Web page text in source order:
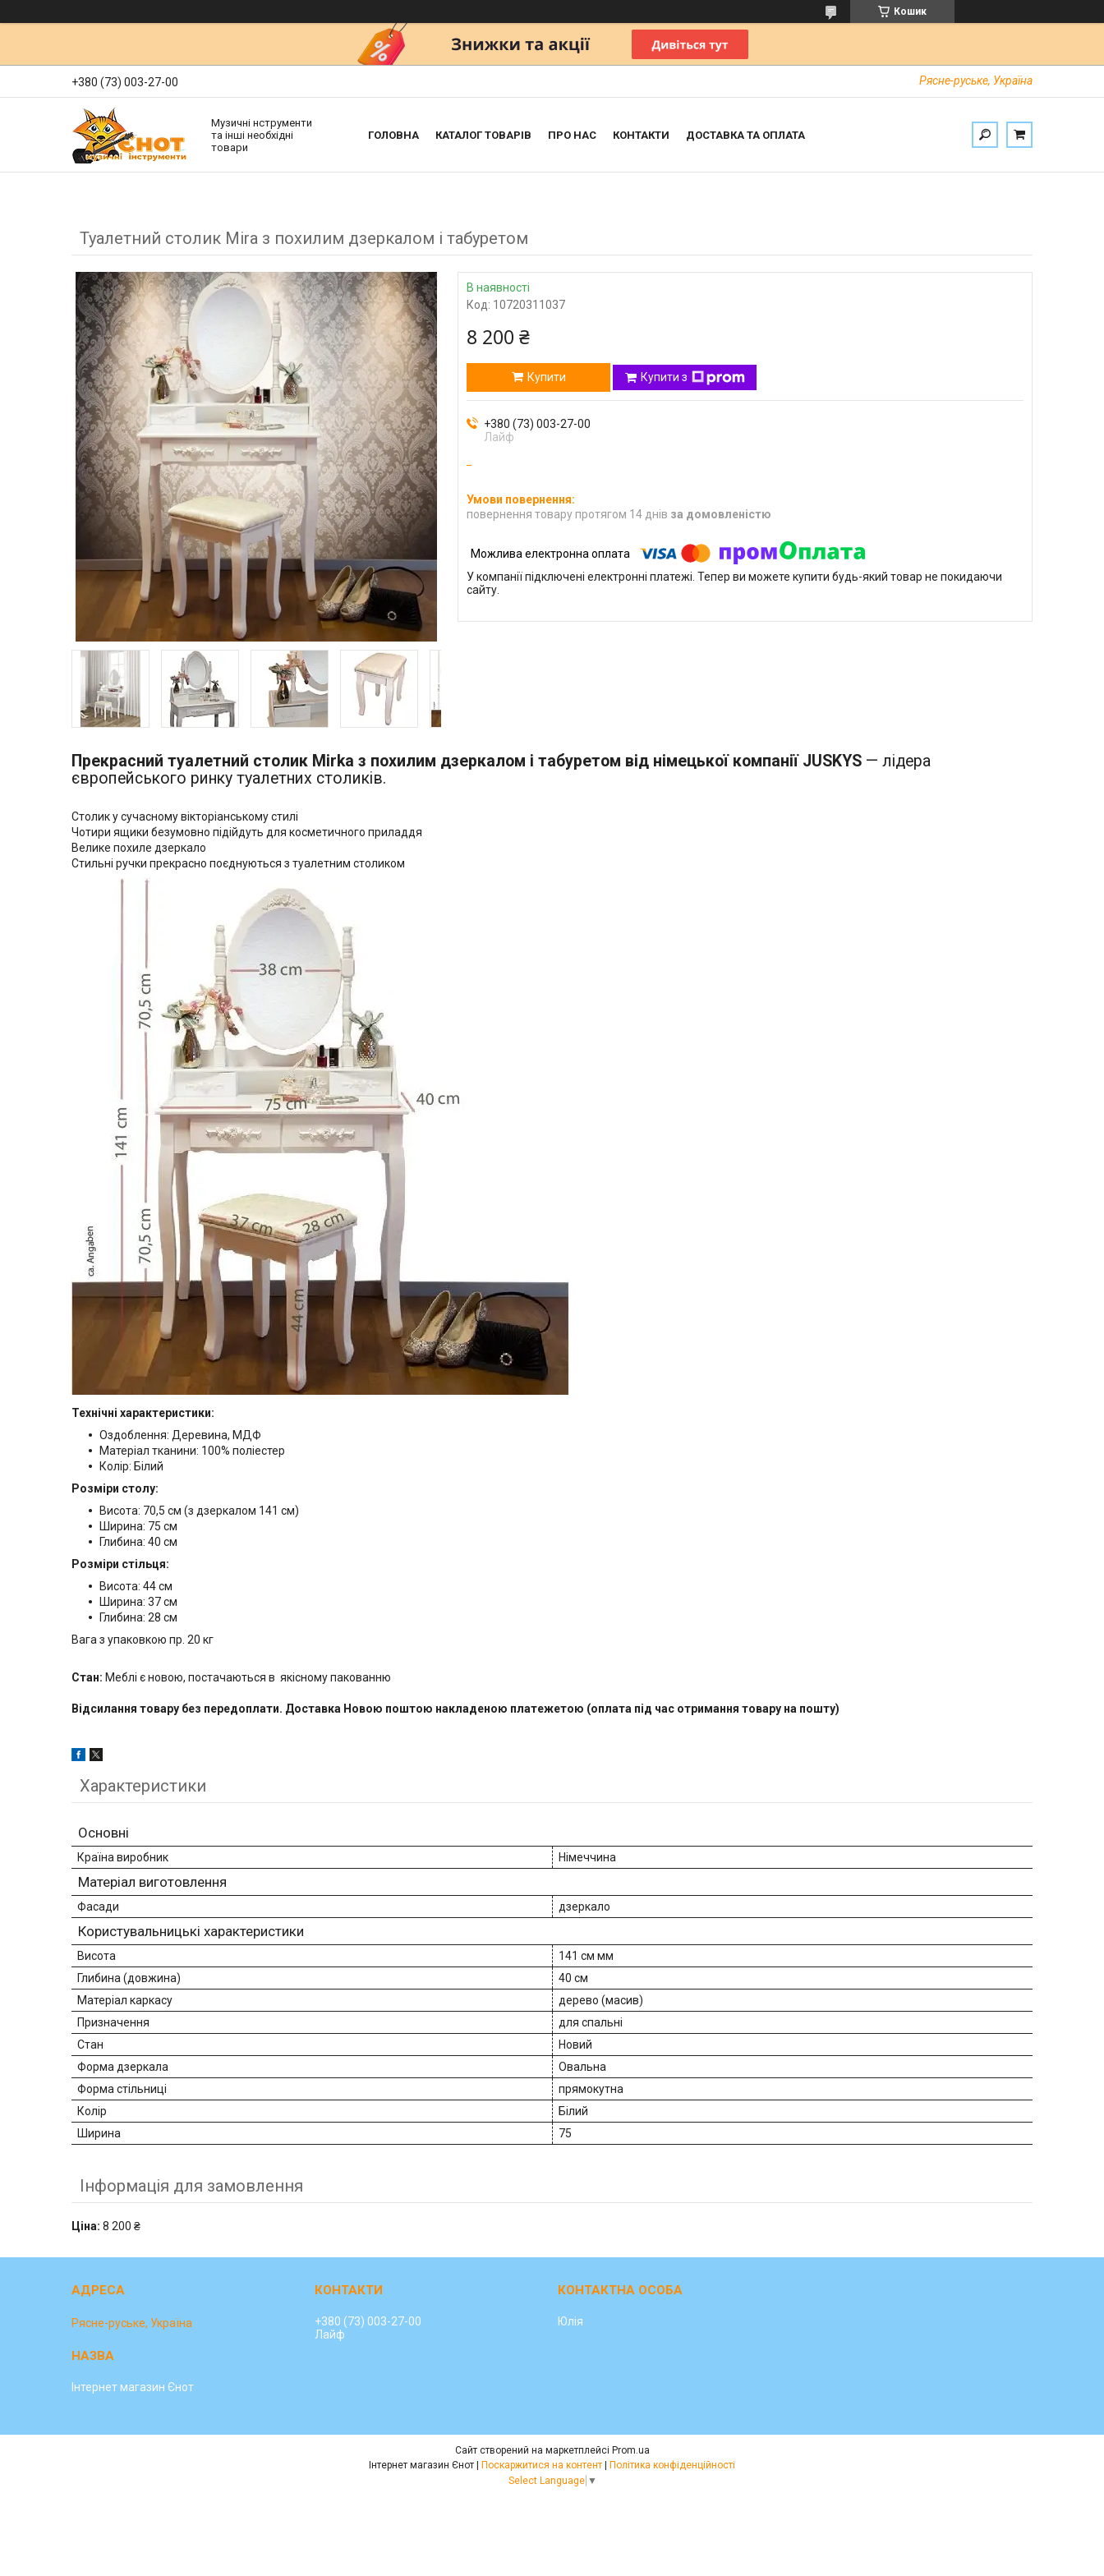
Кошик
+380 (73) 003-27-00 Рясне-руське, Україна
Музичні нструменти
та інші необхідні
товари
ГОЛОВНА КАТАЛОГ ТОВАРІВ ПРО НАС КОНТАКТИ ДОСТАВКА ТА ОПЛАТА
Туалетний столик Mira з похилим дзеркалом і табуретом
В наявності
Код: 10720311037
8 200 ₴
Купити Купити з
+380 (73) 003-27-00
Лайф
повернення товару протягом 14 днів за домовленістю
У компанії підключені електронні платежі. Тепер ви можете купити будь-який товар не покидаючи
сайту.
Прекрасний туалетний столик Mirka з похилим дзеркалом і табуретом від німецької компанії JUSKYS — лідера
європейського ринку туалетних столиків.
Столик у сучасному вікторіанському стилі
Чотири ящики безумовно підійдуть для косметичного приладдя
Велике похиле дзеркало
Стильні ручки прекрасно поєднуються з туалетним столиком
Технічні характеристики:
Оздоблення: Деревина, MДФ
Матеріал тканини: 100% поліестер
Колір: Білий
Розміри столу:
Висота: 70,5 см (з дзеркалом 141 см)
Ширина: 75 см
Глибина: 40 см
Розміри стільця:
Висота: 44 см
Ширина: 37 см
Глибина: 28 см
Вага з упаковкою пр. 20 кг
Стан: Меблі є новою, постачаються в якісному пакованню
Відсилання товару без передоплати. Доставка Новою поштою накладеною платежетою (оплата під час отримання товару на пошту)
Характеристики
Основні
Країна виробник Німеччина
Матеріал виготовлення
Фасади дзеркало
Користувальницькі характеристики
Висота
141 см мм
Глибина (довжина)
40 см
Матеріал каркасу
дерево (масив)
Призначення
для спальні
Стан
Новий
Форма дзеркала
Овальна
Форма стільниці
прямокутна
Колір
Білий
Ширина
75
Інформація для замовлення
Ціна: 8 200 ₴
Рясне-руське, Україна
Інтернет магазин Єнот
+380 (73) 003-27-00
Лайф
Юлія
Сайт створений на маркетплейсі Prom.ua
Поскаржитися на контент
Політика конфіденційності
Select Language ▼